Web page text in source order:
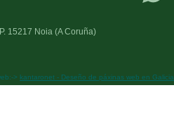
15217 Noia (A Coruña)
> kantaronet - Deseño de páxinas web en Galicia